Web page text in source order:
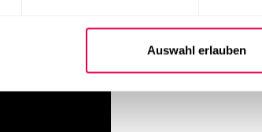
Auswahl erlauben